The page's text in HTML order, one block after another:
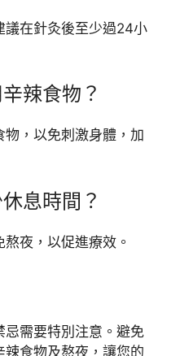
議在針灸後至少過24小
辣食物？
，以免刺激身體，加
息時間？
夜，以促進療效。
需要特別注意。避免
食物及熬夜，讓您的